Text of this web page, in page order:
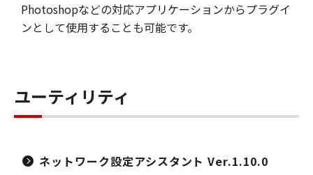
Photoshopなどの対応アプリケーションからプラグイ
ンとして使用することも可能です。
ユーティリティ
ネットワーク設定アシスタント Ver.1.10.0